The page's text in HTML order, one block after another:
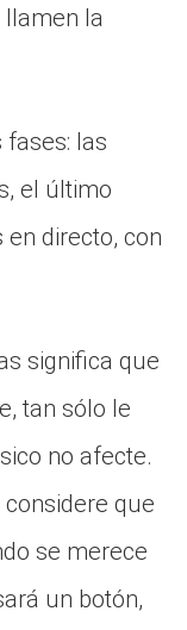
llamen la
fases: las
el último
directo, con
significa que
tan sólo le
no afecte.
que
se merece
un botón,